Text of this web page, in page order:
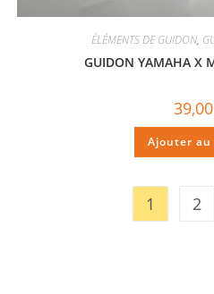
ÉLÉMENTS DE GUIDON,
GUIDON YAMAHA X
39,00
Ajouter au
1 2